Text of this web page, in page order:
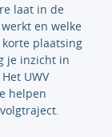
laat in de
en welke
plaatsing
je inzicht in
UWV
helpen